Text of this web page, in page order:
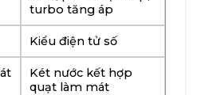
turbo tăng áp
Kiểu điện tử số
Két nước kết hợp
quạt làm mát